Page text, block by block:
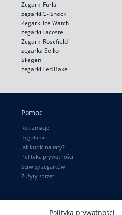
Zegarki Furla
zegarki G- Shock
Zegarki Ice Watch
zegarki Lacoste
Zegarki Rosefield
zegarka Seiko
Skagen
zegarki Ted Bake
Pomoc
Reklamacje
Regulamin
Jak kupić na raty?
Polityka prywatności
Serwisy zegarków
Zużyty sprzęt
InformacjePolityka prywatności